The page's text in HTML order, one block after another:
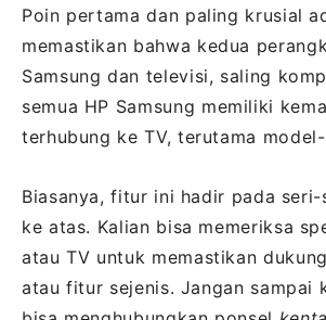
Poin pertama dan paling krusial
memastikan bahwa kedua
Samsung dan televisi, saling
semua HP Samsung memiliki
terhubung ke TV, terutama
Biasanya, fitur ini hadir pada seri-
ke atas. Kalian bisa memeriksa
atau TV untuk memastikan
atau fitur sejenis. Jangan sampai